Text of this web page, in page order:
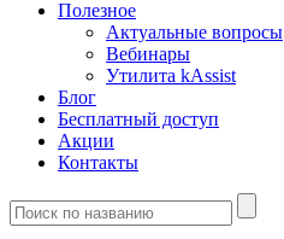
Полезное
Актуальные вопросы
Вебинары
Утилита kAssist
Блог
Бесплатный доступ
Акции
Контакты